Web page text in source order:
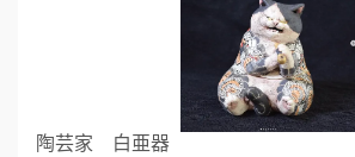
陶芸家 白亜器